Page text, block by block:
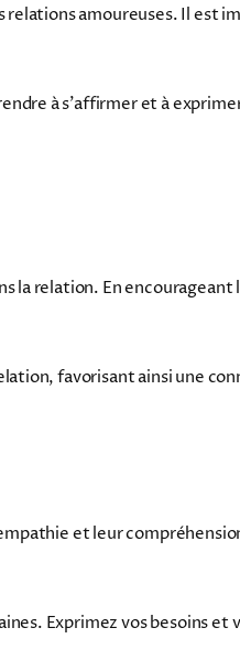
amoureuses. Il est
à s'affirmer et à
la relation. En
favorisant ainsi une
et leur
Exprimez vos besoins